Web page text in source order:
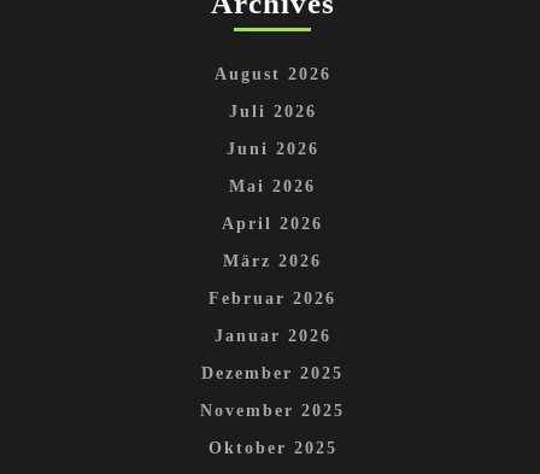
August 2026
Juli 2026
Juni 2026
Mai 2026
April 2026
März 2026
Februar 2026
Januar 2026
Dezember 2025
November 2025
Oktober 2025